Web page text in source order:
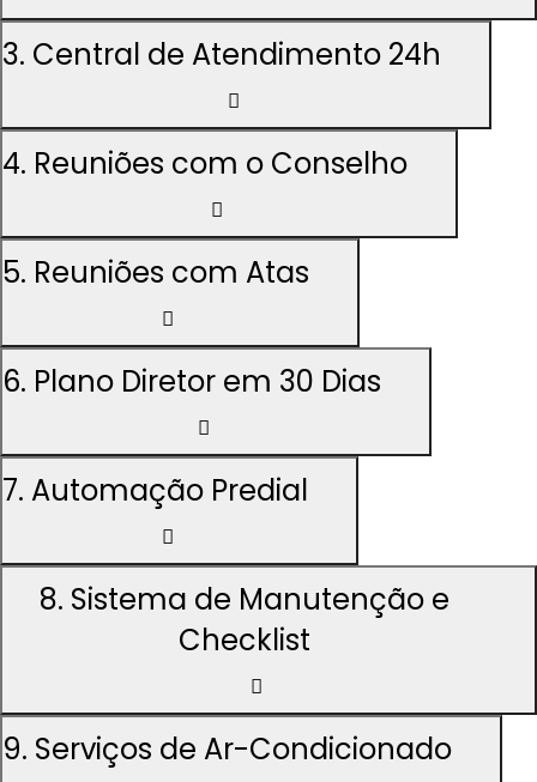
3. Central de Atendimento 24h
4. Reuniões com o Conselho
5. Reuniões com Atas
6. Plano Diretor em 30 Dias
7. Automação Predial
8. Sistema de Manutenção e
Checklist
9. Serviços de Ar-Condicionado